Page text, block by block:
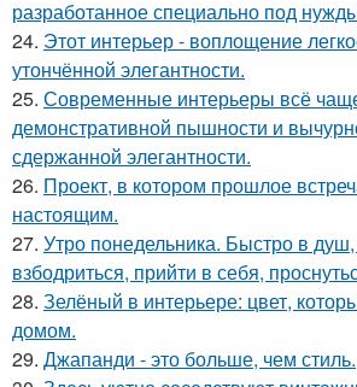
разработанное специально под
24. Этот интерьер - воплощение
утончённой элегантности.
25. Современные интерьеры всё
демонстративной пышности и
сдержанной элегантности.
26. Проект, в котором прошлое
настоящим.
27. Утро понедельника. Быстро в
взбодриться, прийти в себя,
28. Зелёный в интерьере: цвет,
домом.
29. Джапанди - это больше, чем стиль.